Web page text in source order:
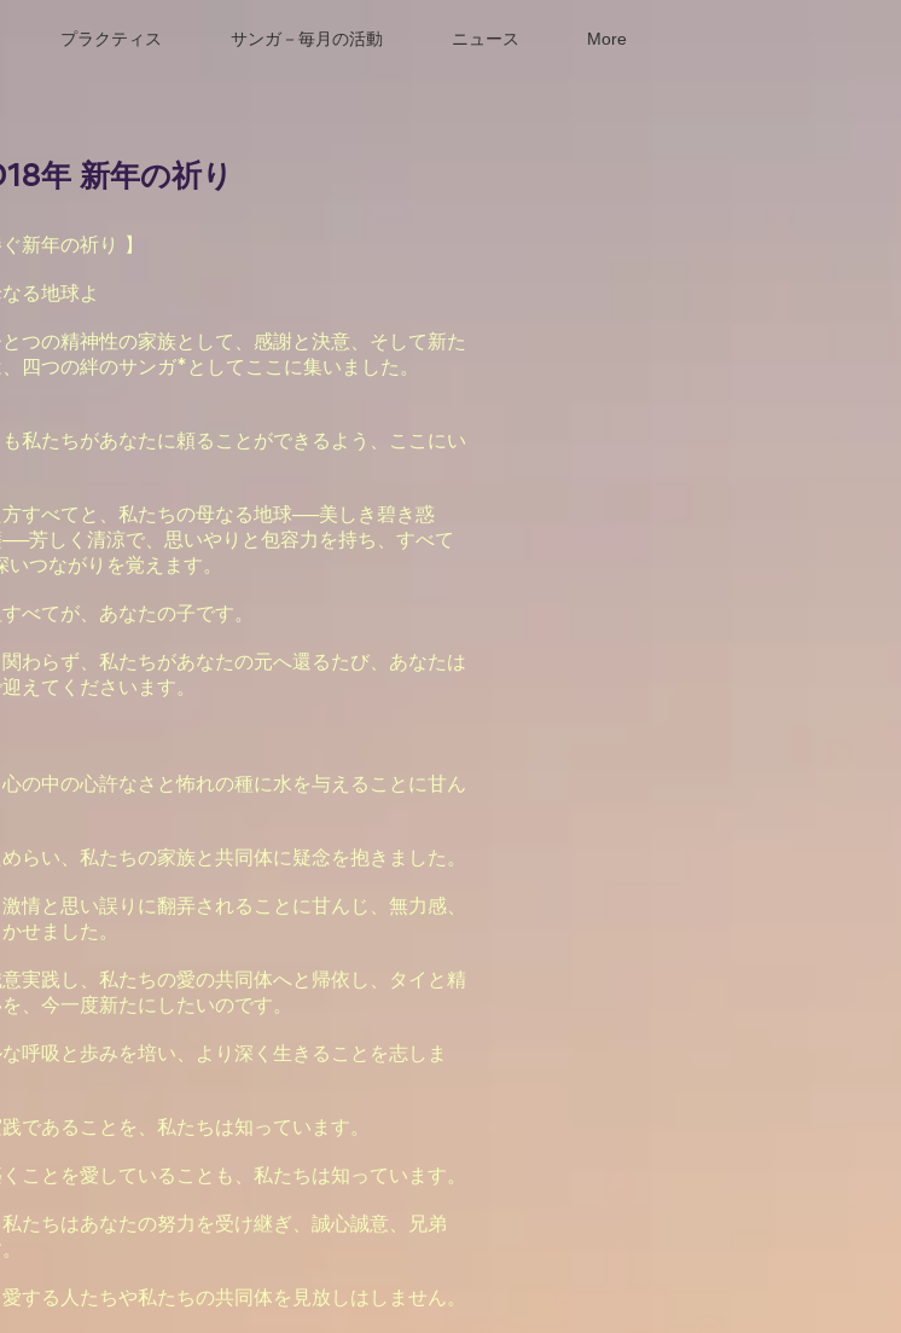
プラクティス サンガ－毎月の活動 ニュース More
年 新年の祈り
新年の祈り 】
る地球よ
つの精神性の家族として、感謝と決意、そして新た
四つの絆のサンガ*としてここに集いました。
私たちがあなたに頼ることができるよう、ここにい
すべてと、私たちの母なる地球──美しき碧き惑
芳しく清涼で、思いやりと包容力を持ち、すべて
つながりを覚えます。
べてが、あなたの子です。
わらず、私たちがあなたの元へ還るたび、あなたは
えてくださいます。
の中の心許なさと怖れの種に水を与えることに甘ん
らい、私たちの家族と共同体に疑念を抱きました。
情と思い誤りに翻弄されることに甘んじ、無力感、
せました。
実践し、私たちの愛の共同体へと帰依し、タイと精
、今一度新たにしたいのです。
呼吸と歩みを培い、より深く生きることを志しま
であることを、私たちは知っています。
ことを愛していることも、私たちは知っています。
たちはあなたの努力を受け継ぎ、誠心誠意、兄弟
する人たちや私たちの共同体を見放しはしません。